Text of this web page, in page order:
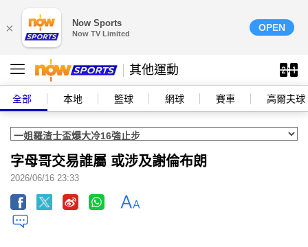
× Now Sports
Now TV Limited
OPEN
其他運動
全部 本地 籃球 網球 賽車 高爾夫球
字母哥交易誰屬 或涉及謝倫布朗
2026/06/16 23:33